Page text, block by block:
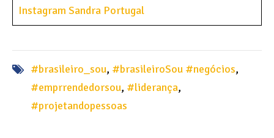
Instagram Sandra Portugal
#brasileiro_sou, #brasileiroSou #negócios,
#emprrendedorsou, #liderança,
#projetandopessoas